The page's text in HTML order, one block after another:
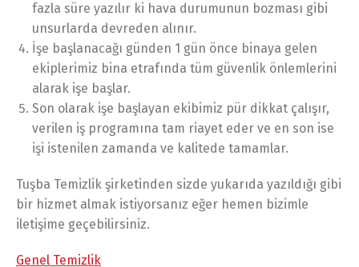
fazla süre yazılır ki hava durumunun bozması gibi
unsurlarda devreden alınır.
İşe başlanacağı günden 1 gün önce binaya gelen
ekiplerimiz bina etrafında tüm güvenlik önlemlerini
alarak işe başlar.
Son olarak işe başlayan ekibimiz pür dikkat çalışır,
verilen iş programına tam riayet eder ve en son ise
işi istenilen zamanda ve kalitede tamamlar.
Tuşba Temizlik şirketinden sizde yukarıda yazıldığı gibi
bir hizmet almak istiyorsanız eğer hemen bizimle
iletişime geçebilirsiniz.
Genel Temizlik